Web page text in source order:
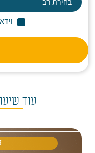
עוד